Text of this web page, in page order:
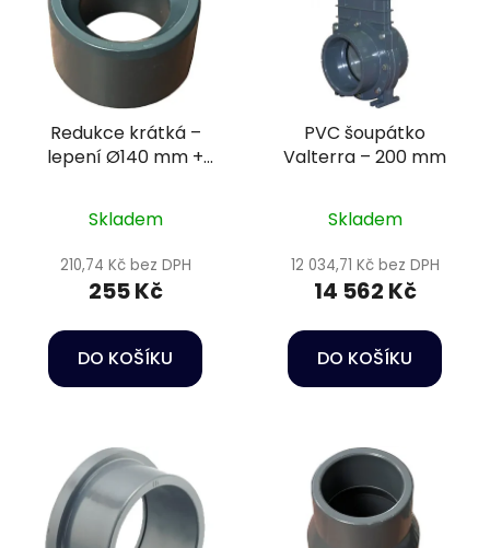
Redukce krátká –
lepení Ø140 mm +
Skladem
210,74 Kč bez DPH
255 Kč
DO KOŠÍKU
PVC šoupátko
Valterra – 200 mm
Skladem
12 034,71 Kč bez DPH
14 562 Kč
DO KOŠÍKU